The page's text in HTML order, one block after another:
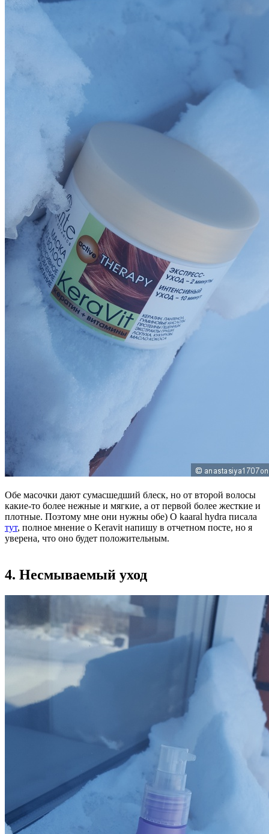
Обе масочки дают сумасшедший блеск, но от второй волосы
какие-то более нежные и мягкие, а от первой более жесткие и
плотные. Поэтому мне они нужны обе) О kaaral hydra писала
тут, полное мнение о Keravit напишу в отчетном посте, но я
уверена, что оно будет положительным.
4. Несмываемый уход